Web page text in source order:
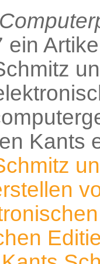
ein
Kants